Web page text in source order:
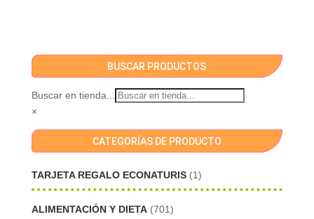
BUSCAR PRODUCTOS
Buscar en tienda...
×
CATEGORÍAS DE PRODUCTO
TARJETA REGALO ECONATURIS (1)
ALIMENTACIÓN Y DIETA (701)